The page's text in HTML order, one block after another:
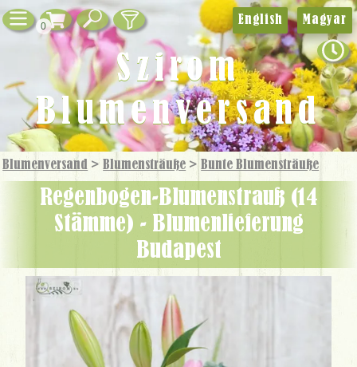
0
Blumenversand > Blumensträuße > Bunte Blumensträuße
Regenbogen-Blumenstrauß (14
Stämme) - Blumenlieferung
Budapest
English Magyar
Szirom
Blumenversand